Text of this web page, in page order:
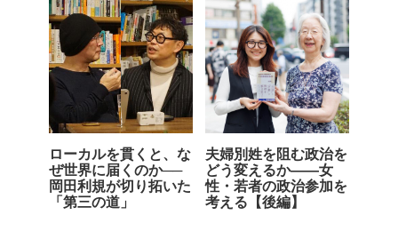
ローカルを貫くと、な
ぜ世界に届くのか──
岡田利規が切り拓いた
「第三の道」
夫婦別姓を阻む政治を
どう変えるか――女
性・若者の政治参加を
考える【後編】